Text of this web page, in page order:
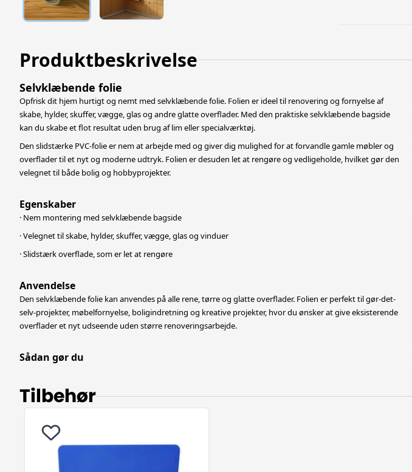
Produktbeskrivelse
Selvklæbende folie
Opfrisk dit hjem hurtigt og nemt med selvklæbende folie. Folien er ideel til renovering og fornyelse af
skabe, hylder, skuffer, vægge, glas og andre glatte overflader. Med den praktiske selvklæbende bagside
kan du skabe et flot resultat uden brug af lim eller specialværktøj.
Den slidstærke PVC-folie er nem at arbejde med og giver dig mulighed for at forvandle gamle møbler og
overflader til et nyt og moderne udtryk. Folien er desuden let at rengøre og vedligeholde, hvilket gør den
velegnet til både bolig og hobbyprojekter.
Egenskaber
· Nem montering med selvklæbende bagside
· Velegnet til skabe, hylder, skuffer, vægge, glas og vinduer
· Slidstærk overflade, som er let at rengøre
Anvendelse
Den selvklæbende folie kan anvendes på alle rene, tørre og glatte overflader. Folien er perfekt til gør-det-
selv-projekter, møbelfornyelse, boligindretning og kreative projekter, hvor du ønsker at give eksisterende
overflader et nyt udseende uden større renoveringsarbejde.
Sådan gør du
Tilbehør